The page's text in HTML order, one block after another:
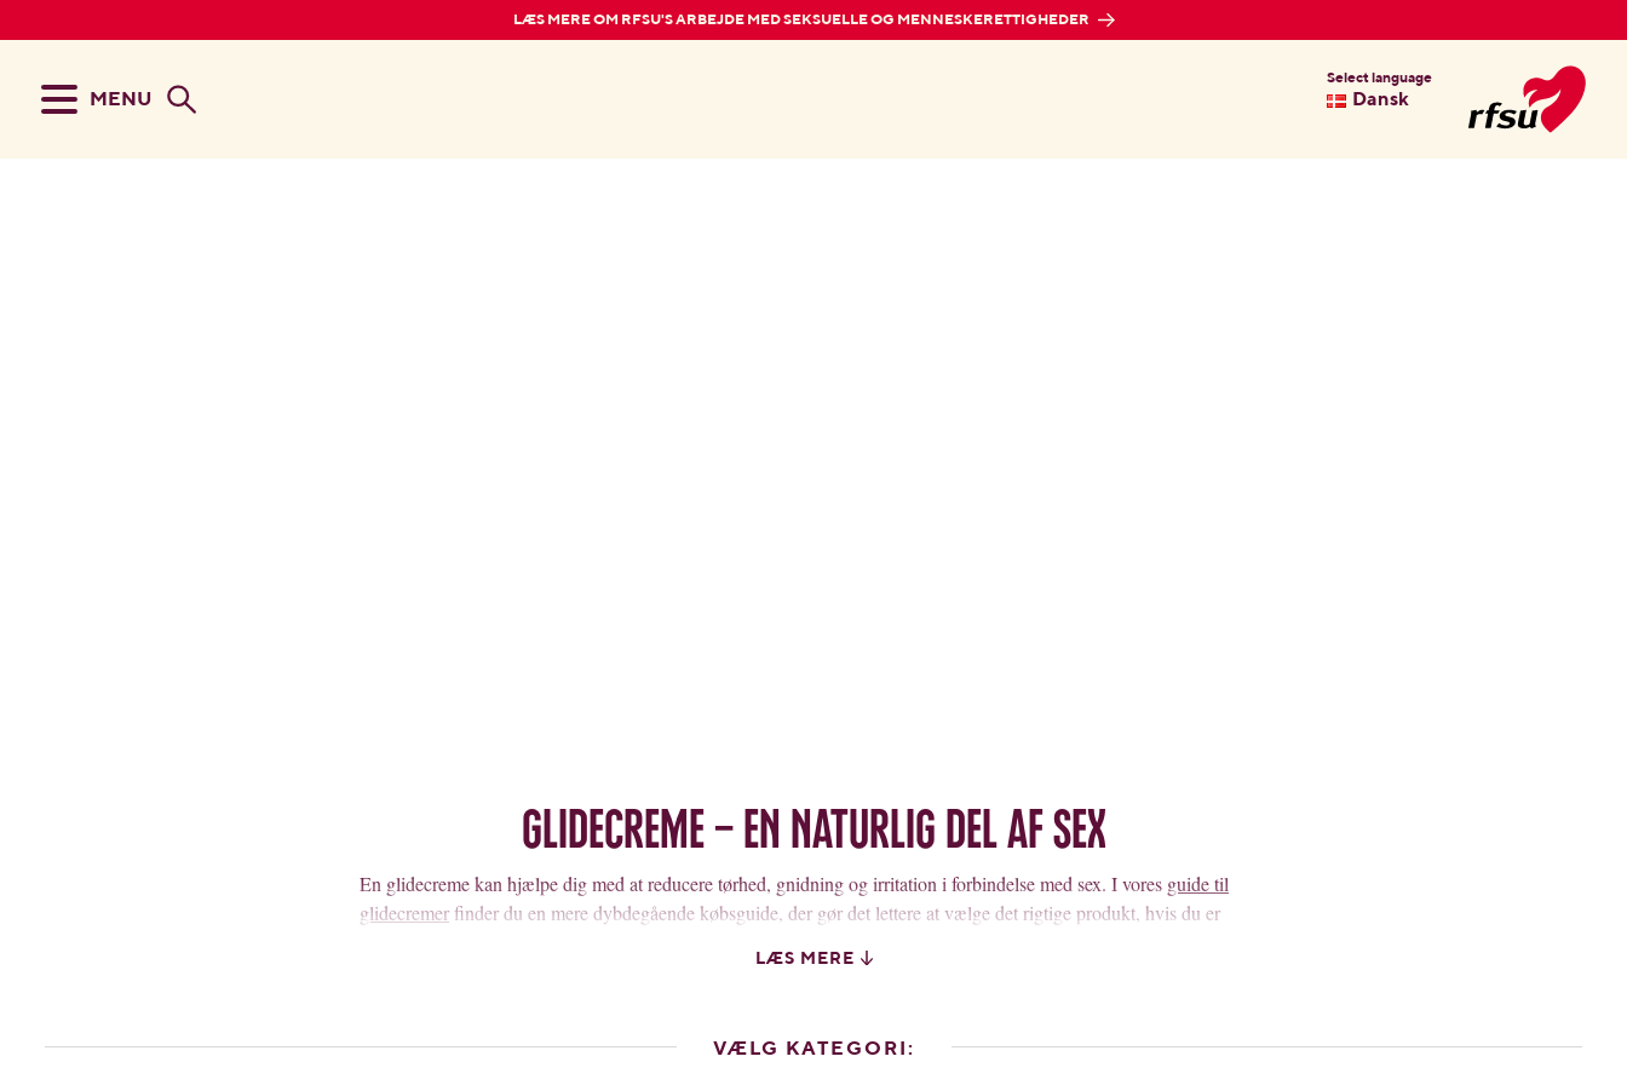
LÆS MERE OM RFSU'S ARBEJDE MED SEKSUELLE OG MENNESKERETTIGHEDER
MENU
Select language
Dansk
Glidecreme – en naturlig del af sex
En glidecreme kan hjælpe dig med at reducere tørhed, gnidning og irritation i forbindelse med sex. I vores guide til
glidecremerfinder du en mere dybdegående købsguide, der gør det lettere at vælge det rigtige produkt, hvis du er
LÆS MERE
VÆLG KATEGORI: